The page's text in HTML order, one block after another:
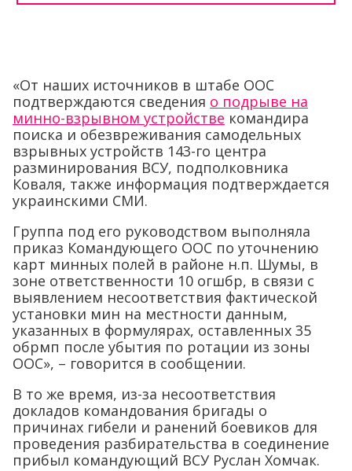
«От наших источников в штабе ООС
подтверждаются сведения о подрыве на
минно-взрывном устройстве командира
поиска и обезвреживания самодельных
взрывных устройств 143-го центра
разминирования ВСУ, подполковника
Коваля, также информация подтверждается
украинскими СМИ.
Группа под его руководством выполняла
приказ Командующего ООС по уточнению
карт минных полей в районе н.п. Шумы, в
зоне ответственности 10 огшбр, в связи с
выявлением несоответствия фактической
установки мин на местности данным,
указанных в формулярах, оставленных 35
обрмп после убытия по ротации из зоны
ООС», – говорится в сообщении.
В то же время, из-за несоответствия
докладов командования бригады о
причинах гибели и ранений боевиков для
проведения разбирательства в соединение
прибыл командующий ВСУ Руслан Хомчак.